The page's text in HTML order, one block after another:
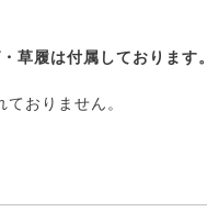
草履は付属しております。
おりません。